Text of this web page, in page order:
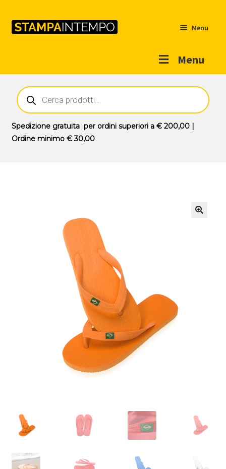
Menu
Menu
Outlet
Prodotti
Novità
Ricerca
prodotti
Spedizione gratuitaper ordini superiori a € 200,00|
Ordine minimo € 30,00